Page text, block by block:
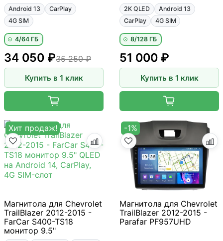
Android 13
CarPlay
4G SIM
4/64 ГБ
35 250 ₽
34 050 ₽
Купить в 1 клик
2K QLED
Android 13
CarPlay
4G SIM
8/128 ГБ
51 000 ₽
Купить в 1 клик
Хит продаж!
Магнитола для Chevrolet
TrailBlazer 2012-2015 -
FarCar S400-TS18
монитор 9.5"
-1%
Магнитола для Chevrolet
TrailBlazer 2012-2015 -
Parafar PF957UHD